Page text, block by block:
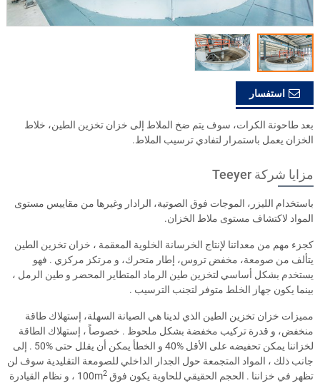
استفسار
بعد طاحونة الكرات، سوف يتم ضخ الملاط إلى خزان تخزين الطين، خلاط
الخزان يعمل باستمرار لتفادي ترسيب الملاط.
مزايا شركة Teeyer
باستخدام الليزر، الموجات فوق الصوتية، الرادار وغيرها من مقاييس مستوى
المواد لاكتشاف مستوى ملاط الخزان.
كجزء مهم من معداتنا لإنتاج الخرسانة الخلوية المعقمة ، خزان تخزين الطين
يتألف من صومعة، مخفض تروس، إطار متحرك، و مرتكز مركزي . فهو
يستخدم بشكل أساسي لتخزين طين الرماد المتطاير المحضر و طين الرمل ،
بينما يكون جهاز الخلط متوفر لتجنب الترسيب .
مميزات خزان تخزين الطين الذي لدينا هي الصيانة السهلة، إستهلاك طاقة
منخفض، و قدرة تركيب مخفضة بشكل ملحوظ . خصوصاً ، إستهلاك الطاقة
لخزاننا يمكن تحفيضه على الأقل 40%و الخطأ يمكن أن يقلل حتى 50% . إلى
جانب ذلك ، المواد المتجمعة حول الجدار الداخلي للصومعة التقليدية سوف لن
تظهر في خزاننا . الحجم الحقيقي للحاوية يكون فوق 100m 2
، و نظام القيادرة